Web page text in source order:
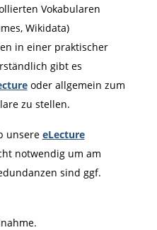
Vokabularen
Wikidata)
in einer praktischer
gibt es
oder allgemein zum
zu stellen.
unsere eLecture
notwendig um am
sind ggf.